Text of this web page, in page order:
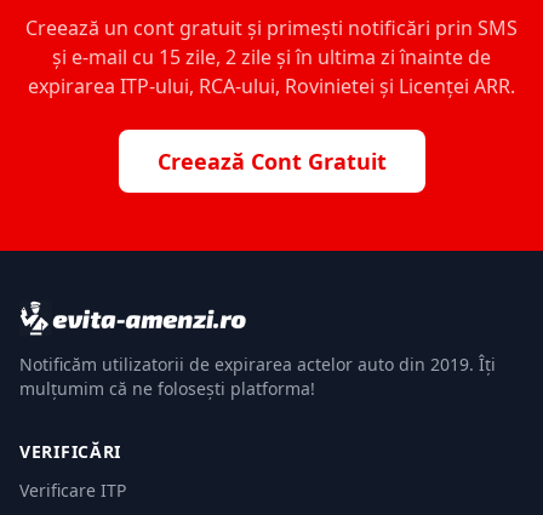
Creează un cont gratuit și primești notificări prin SMS
și e-mail cu 15 zile, 2 zile și în ultima zi înainte de
expirarea ITP-ului, RCA-ului, Rovinietei și Licenței ARR.
Creează Cont Gratuit
Notificăm utilizatorii de expirarea actelor auto din 2019. Îți
mulțumim că ne folosești platforma!
VERIFICĂRI
Verificare ITP